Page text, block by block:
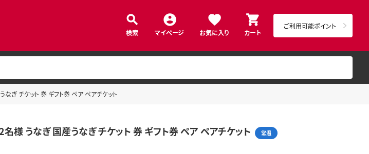
検索 マイページ お気に入り カート
ご利用可能ポイント
ぎ チケット 券 ギフト券 ペア ペアチケット
様 うなぎ 国産うなぎ チケット 券 ギフト券 ペア ペアチケット 常温